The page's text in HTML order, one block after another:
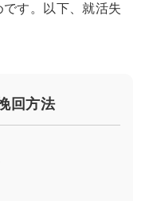
す。以下、就活失
回方法